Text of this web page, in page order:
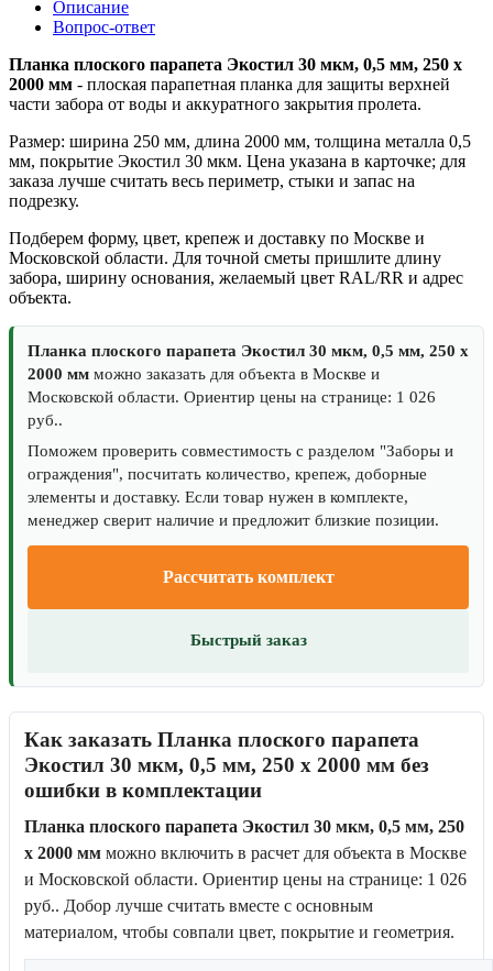
Описание
Вопрос-ответ
Планка плоского парапета Экостил 30 мкм, 0,5 мм, 250 x
2000 мм - плоская парапетная планка для защиты верхней
части забора от воды и аккуратного закрытия пролета.
Размер: ширина 250 мм, длина 2000 мм, толщина металла 0,5
мм, покрытие Экостил 30 мкм. Цена указана в карточке; для
заказа лучше считать весь периметр, стыки и запас на
подрезку.
Подберем форму, цвет, крепеж и доставку по Москве и
Московской области. Для точной сметы пришлите длину
забора, ширину основания, желаемый цвет RAL/RR и адрес
объекта.
Планка плоского парапета Экостил 30 мкм, 0,5 мм, 250 x
2000 мм можно заказать для объекта в Москве и
Московской области. Ориентир цены на странице: 1 026
руб..
Поможем проверить совместимость с разделом "Заборы и
ограждения", посчитать количество, крепеж, доборные
элементы и доставку. Если товар нужен в комплекте,
менеджер сверит наличие и предложит близкие позиции.
Рассчитать комплект
Быстрый заказ
Как заказать Планка плоского парапета
Экостил 30 мкм, 0,5 мм, 250 x 2000 мм без
ошибки в комплектации
Планка плоского парапета Экостил 30 мкм, 0,5 мм, 250
x 2000 мм можно включить в расчет для объекта в Москве
и Московской области. Ориентир цены на странице: 1 026
руб.. Добор лучше считать вместе с основным
материалом, чтобы совпали цвет, покрытие и геометрия.